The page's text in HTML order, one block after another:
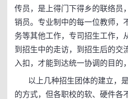
传员，是上得门下得乡的联络员
销员。专业制中的每一位教师，
务等其他工作，专司招生工作，
到招生中的走访，到招生后的交
入扣，才能到达统一协调的目的
以上几种招生团体的建立，是
的方式，但各职校的软、硬件各